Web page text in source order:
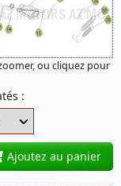
ou cliquez pour
:
Ajoutez au panier